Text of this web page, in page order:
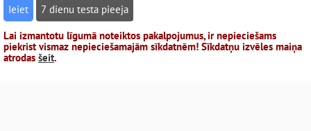
7 dienu testa pieeja
Lai izmantotu līgumā noteiktos pakalpojumus, ir nepieciešams
piekrist vismaz nepieciešamajām sīkdatnēm! Sīkdatņu izvēles maiņa
atrodas šeit.